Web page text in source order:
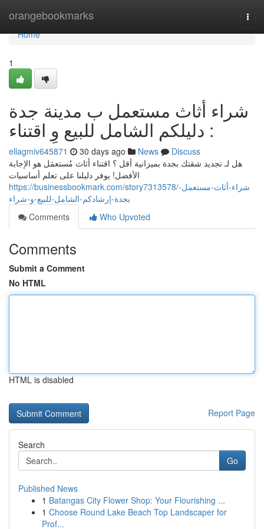
orangebookmarks
Home
Home
1
شراء أثاث مستعمل ب مدينة جدة
: دليلكم الشامل للبيع وِ اقتناء
ellagmiv645871 30 days ago News
Discuss
هل لـ تجديد شقتك بجدة بميزانية أقل ؟ اقتناء أثاث مُستعمَل هو الإجابة
الأفضل! يوفر دليلنا على تعلم أساسيات
https://businessbookmark.com/story7313578/شراء-أثاث-مستعمل-
بجدة-إرشادكم-الشامل-للبيع-و-شراء
Comments
Who Upvoted
Comments
Submit a Comment
No HTML
HTML is disabled
Report Page
Search
Go
Published News
1 Batangas City Flower Shop: Your Flourishing ...
1 Choose Round Lake Beach Top Landscaper for
Prof...